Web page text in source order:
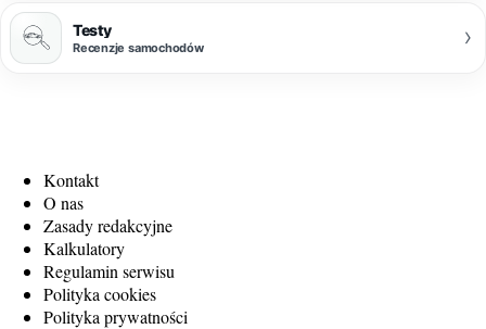
Testy
Recenzje samochodów ›
Kontakt
O nas
Zasady redakcyjne
Kalkulatory
Regulamin serwisu
Polityka cookies
Polityka prywatności